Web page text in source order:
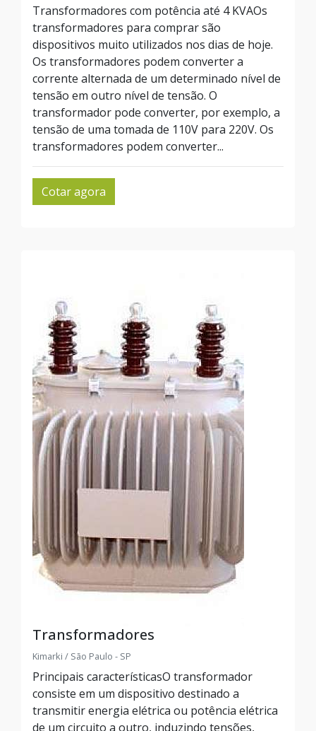
Transformadores com potência até 4 KVAOs
transformadores para comprar são
dispositivos muito utilizados nos dias de hoje.
Os transformadores podem converter a
corrente alternada de um determinado nível de
tensão em outro nível de tensão. O
transformador pode converter, por exemplo, a
tensão de uma tomada de 110V para 220V. Os
transformadores podem converter...
Cotar agora
Transformadores
Kimarki / São Paulo - SP
Principais característicasO transformador
consiste em um dispositivo destinado a
transmitir energia elétrica ou potência elétrica
de um circuito a outro, induzindo tensões,